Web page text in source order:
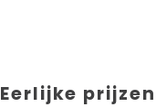
Eerlijke